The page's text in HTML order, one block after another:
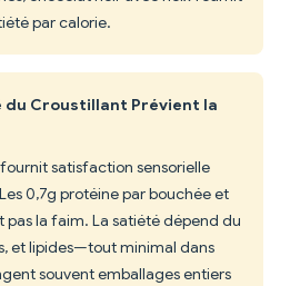
par calorie.
du Croustillant Prévient la
satisfaction sensorielle
0,7g protéine par bouchée et
pas la faim. La satiété dépend du
et lipides—tout minimal dans
souvent emballages entiers